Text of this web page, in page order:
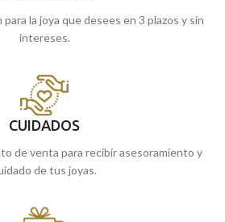
la joya que desees en 3 plazos y sin
intereses.
CUIDADOS
de venta para recibir asesoramiento y
de tus joyas.